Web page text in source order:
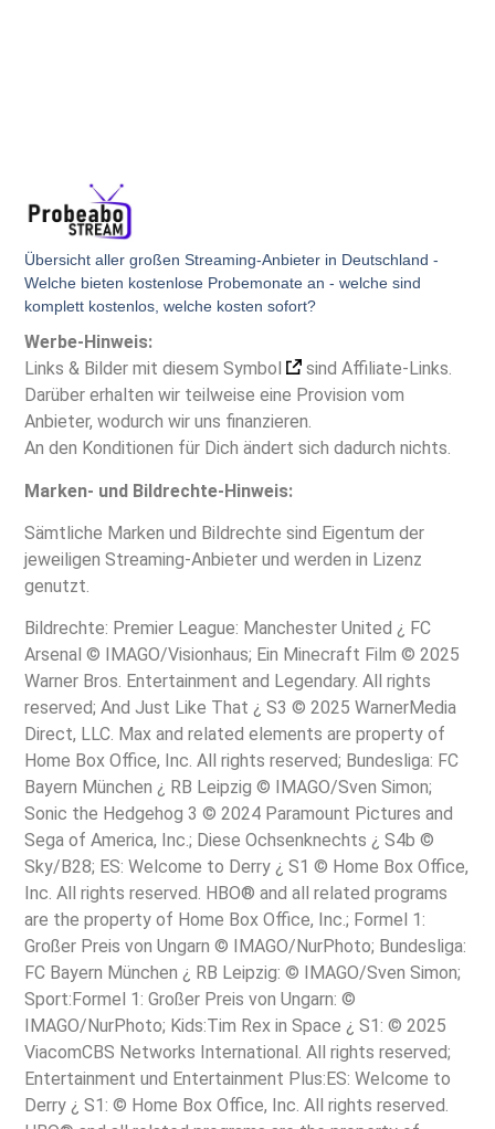
Übersicht aller großen Streaming-Anbieter in Deutschland -
Welche bieten kostenlose Probemonate an - welche sind
komplett kostenlos, welche kosten sofort?
Werbe-Hinweis:
Links & Bilder mit diesem Symbol
sind Affiliate-Links.
Darüber erhalten wir teilweise eine Provision vom
Anbieter, wodurch wir uns finanzieren.
An den Konditionen für Dich ändert sich dadurch nichts.
Marken- und Bildrechte-Hinweis:
Sämtliche Marken und Bildrechte sind Eigentum der
jeweiligen Streaming-Anbieter und werden in Lizenz
genutzt.
Bildrechte: Premier League: Manchester United ¿ FC
Arsenal © IMAGO/Visionhaus; Ein Minecraft Film © 2025
Warner Bros. Entertainment and Legendary. All rights
reserved; And Just Like That ¿ S3 © 2025 WarnerMedia
Direct, LLC. Max and related elements are property of
Home Box Office, Inc. All rights reserved; Bundesliga: FC
Bayern München ¿ RB Leipzig © IMAGO/Sven Simon;
Sonic the Hedgehog 3 © 2024 Paramount Pictures and
Sega of America, Inc.; Diese Ochsenknechts ¿ S4b ©
Sky/B28; ES: Welcome to Derry ¿ S1 © Home Box Office,
Inc. All rights reserved. HBO® and all related programs
are the property of Home Box Office, Inc.; Formel 1:
Großer Preis von Ungarn © IMAGO/NurPhoto; Bundesliga:
FC Bayern München ¿ RB Leipzig: © IMAGO/Sven Simon;
Sport:Formel 1: Großer Preis von Ungarn: ©
IMAGO/NurPhoto; Kids:Tim Rex in Space ¿ S1: © 2025
ViacomCBS Networks International. All rights reserved;
Entertainment und Entertainment Plus:ES: Welcome to
Derry ¿ S1: © Home Box Office, Inc. All rights reserved.